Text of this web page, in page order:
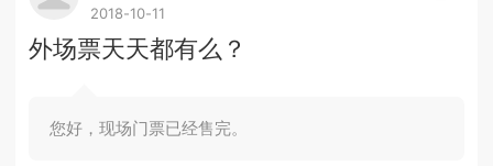
2018-10-11
外场票天天都有么？
您好，现场门票已经售完。